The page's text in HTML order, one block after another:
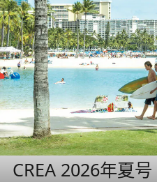
CREA 2026年夏